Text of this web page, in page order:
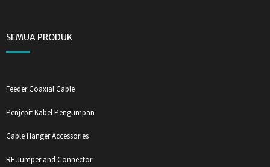
SEMUA PRODUK
Feeder Coaxial Cable
Penjepit Kabel Pengumpan
Cable Hanger Accessories
RF Jumper and Connector